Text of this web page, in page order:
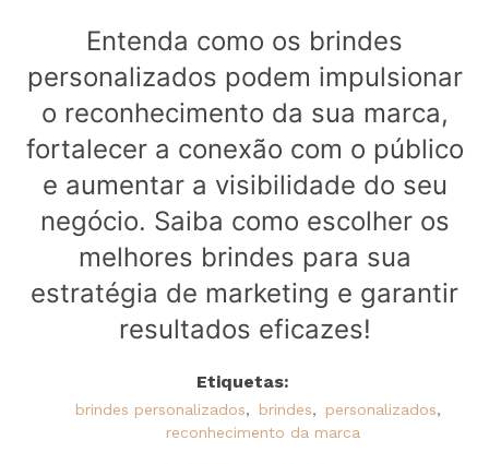
Entenda como os brindes
personalizados podem impulsionar
o reconhecimento da sua marca,
fortalecer a conexão com o público
e aumentar a visibilidade do seu
negócio. Saiba como escolher os
melhores brindes para sua
estratégia de marketing e garantir
resultados eficazes!
Etiquetas:
brindes personalizados, brindes, personalizados,
reconhecimento da marca